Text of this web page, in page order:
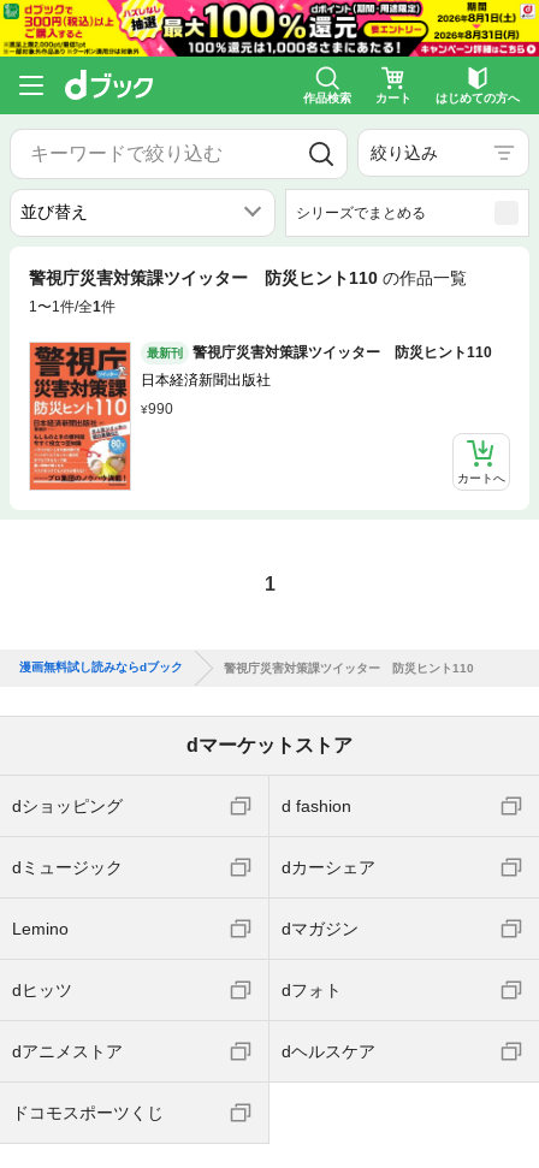
作品検索 カート はじめての方へ
絞り込み
シリーズでまとめる
警視庁災害対策課ツイッター 防災ヒント110 の作品一覧
1〜1件/全1件
最新刊
警視庁災害対策課ツイッター 防災ヒント110
日本経済新聞出版社
990
カートへ
1
漫画無料試し読みならdブック 警視庁災害対策課ツイッター 防災ヒント110
dマーケットストア
dショッピング d fashion
dミュージック dカーシェア
Lemino dマガジン
dヒッツ dフォト
dアニメストア dヘルスケア
ドコモスポーツくじ